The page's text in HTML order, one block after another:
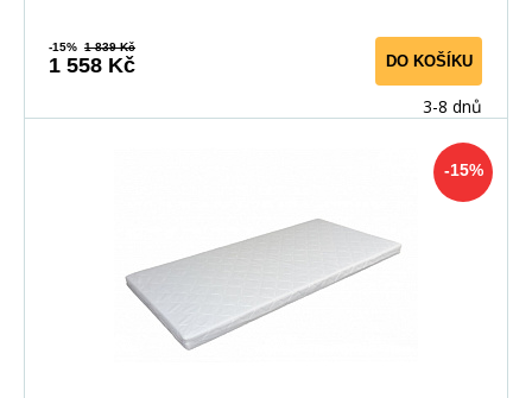
-15% 1 839 Kč
1 558 Kč DO KOŠÍKU
3-8 dnů
-15%